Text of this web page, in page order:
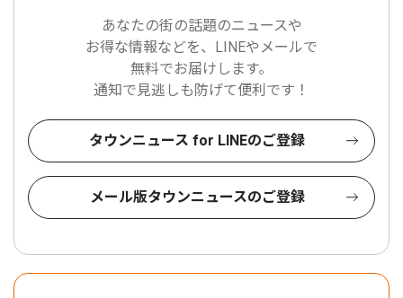
あなたの街の話題のニュースや
お得な情報などを、LINEやメールで
無料でお届けします。
通知で見逃しも防げて便利です！
タウンニュース for LINEのご登録
メール版タウンニュースのご登録